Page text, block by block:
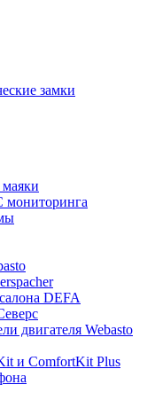
замки
DEFA
двигателя Webasto
и ComfortKit Plus